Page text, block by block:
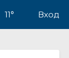
11° Вход